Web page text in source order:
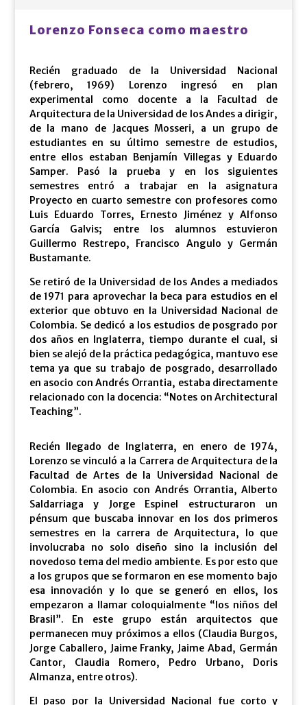
Lorenzo Fonseca como maestro
Recién graduado de la Universidad Nacional
(febrero, 1969) Lorenzo ingresó en plan
experimental como docente a la Facultad de
Arquitectura de la Universidad de los Andes a dirigir,
de la mano de Jacques Mosseri, a un grupo de
estudiantes en su último semestre de estudios,
entre ellos estaban Benjamín Villegas y Eduardo
Samper. Pasó la prueba y en los siguientes
semestres entró a trabajar en la asignatura
Proyecto en cuarto semestre con profesores como
Luis Eduardo Torres, Ernesto Jiménez y Alfonso
García Galvis; entre los alumnos estuvieron
Guillermo Restrepo, Francisco Angulo y Germán
Bustamante.
Se retiró de la Universidad de los Andes a mediados
de 1971 para aprovechar la beca para estudios en el
exterior que obtuvo en la Universidad Nacional de
Colombia. Se dedicó a los estudios de posgrado por
dos años en Inglaterra, tiempo durante el cual, si
bien se alejó de la práctica pedagógica, mantuvo ese
tema ya que su trabajo de posgrado, desarrollado
en asocio con Andrés Orrantia, estaba directamente
relacionado con la docencia: “Notes on Architectural
Teaching”.
Recién llegado de Inglaterra, en enero de 1974,
Lorenzo se vinculó a la Carrera de Arquitectura de la
Facultad de Artes de la Universidad Nacional de
Colombia. En asocio con Andrés Orrantia, Alberto
Saldarriaga y Jorge Espinel estructuraron un
pénsum que buscaba innovar en los dos primeros
semestres en la carrera de Arquitectura, lo que
involucraba no solo diseño sino la inclusión del
novedoso tema del medio ambiente. Es por esto que
a los grupos que se formaron en ese momento bajo
esa innovación y lo que se generó en ellos, los
empezaron a llamar coloquialmente “los niños del
Brasil”. En este grupo están arquitectos que
permanecen muy próximos a ellos (Claudia Burgos,
Jorge Caballero, Jaime Franky, Jaime Abad, Germán
Cantor, Claudia Romero, Pedro Urbano, Doris
Almanza, entre otros).
El paso por la Universidad Nacional fue corto y